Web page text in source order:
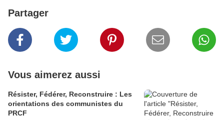
Partager
Vous aimerez aussi
Résister, Fédérer, Reconstruire : Les
orientations des communistes du
PRCF